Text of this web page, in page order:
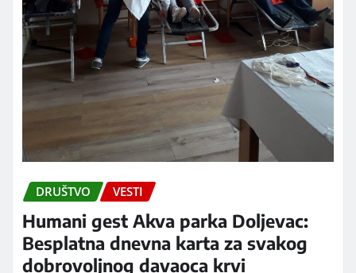
DRUŠTVO VESTI
Humani gest Akva parka Doljevac:
Besplatna dnevna karta za svakog
dobrovoljnog davaoca krvi